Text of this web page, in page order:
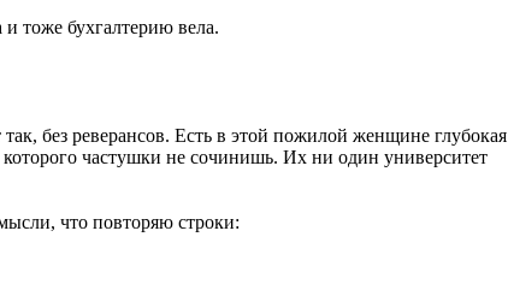
тоже бухгалтерию вела.
без реверансов. Есть в этой пожилой женщине глубокая
частушки не сочинишь. Их ни один университет
что повторяю строки: